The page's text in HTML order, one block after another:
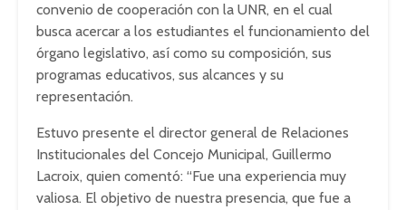
convenio de cooperación con la UNR, en el cual
busca acercar a los estudiantes el funcionamiento del
órgano legislativo, así como su composición, sus
programas educativos, sus alcances y su
representación.
Estuvo presente el director general de Relaciones
Institucionales del Concejo Municipal, Guillermo
Lacroix, quien comentó: “Fue una experiencia muy
valiosa. El objetivo de nuestra presencia, que fue a